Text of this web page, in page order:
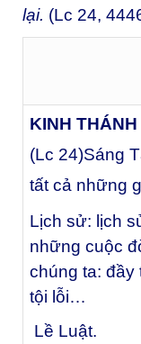
lại. (Lc 24,
KINH THÁNH
(Lc 24)Sáng
tất cả những
Lịch sử: lịch
những cuộc
chúng ta: đầy
tội lỗi…
Lề Luật.